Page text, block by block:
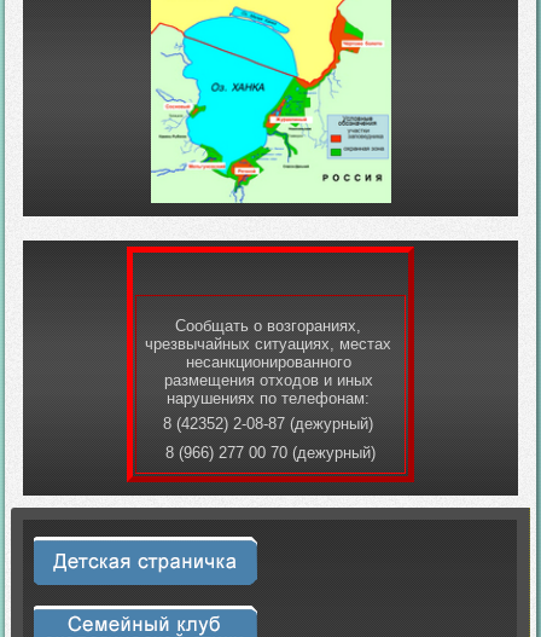
Сообщать о возгораниях,
чрезвычайных ситуациях, местах
несанкционированного
размещения отходов и иных
нарушениях по телефонам:
8 (42352) 2-08-87 (дежурный)
8 (966) 277 00 70 (дежурный)